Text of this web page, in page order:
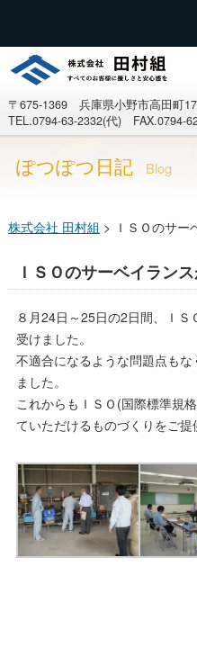
〒675-1369 兵庫県小野市高田町
TEL.0794-63-2332(代) FAX.0794-
ぽつぽつ日記 Blog
株式会社 田村組 > ＩＳＯのサ
ＩＳＯのサーベイラン
８月24日～25日の2日間、Ｉ
受けました。
不適合になるような問題点も
ました。
これからもＩＳＯ(国際標準規
ていただけるものづくりをご提